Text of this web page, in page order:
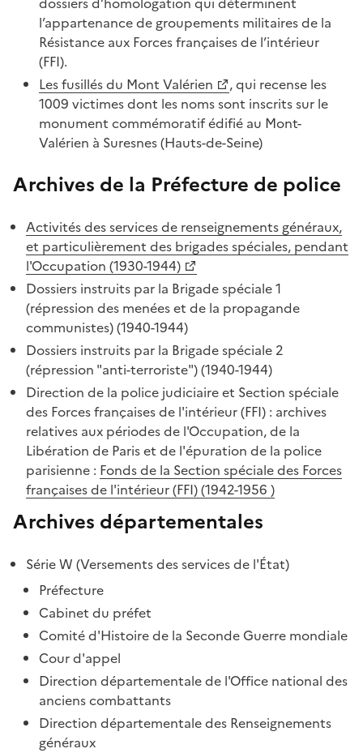
l’appartenance de groupements militaires de la
Résistance aux Forces françaises de l’intérieur
(FFI).
Les fusillés du Mont Valérien
, qui recense les
1009 victimes dont les noms sont inscrits sur le
monument commémoratif édifié au Mont-
Valérien à Suresnes (Hauts-de-Seine)
Archives de la Préfecture de police
Activités des services de renseignements généraux,
et particulièrement des brigades spéciales, pendant
l'Occupation (1930-1944)
Dossiers instruits par la Brigade spéciale 1
(répression des menées et de la propagande
communistes) (1940-1944)
Dossiers instruits par la Brigade spéciale 2
(répression "anti-terroriste") (1940-1944)
Direction de la police judiciaire et Section spéciale
des Forces françaises de l'intérieur (FFI) : archives
relatives aux périodes de l'Occupation, de la
Libération de Paris et de l'épuration de la police
parisienne : Fonds de la Section spéciale des Forces
françaises de l'intérieur (FFI) (1942-1956 )
Archives départementales
Série W (Versements des services de l'État)
Préfecture
Cabinet du préfet
Comité d'Histoire de la Seconde Guerre mondiale
Cour d'appel
Direction départementale de l'Office national des
anciens combattants
Direction départementale des Renseignements
généraux